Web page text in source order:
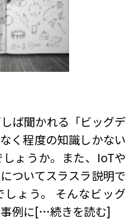
ば聞かれる「ビッグデ
く程度の知識しかない
ょうか。また、IoTや
ついてスラスラ説明で
しょう。 そんなビッグ
例に[…続きを読む]